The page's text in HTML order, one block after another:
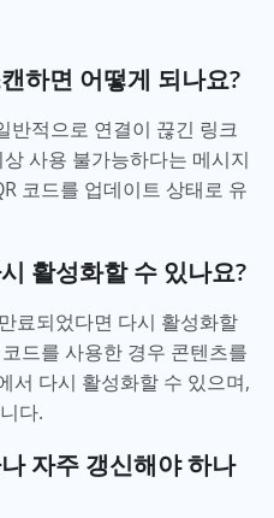
하면 어떻게 되나요?
반적으로 연결이 끊긴 링크
사용 불가능하다는 메시지
코드를 업데이트 상태로 유
활성화할 수 있나요?
료되었다면 다시 활성화할
드를 사용한 경우 콘텐츠를
서 다시 활성화할 수 있으며,
다.
자주 갱신해야 하나